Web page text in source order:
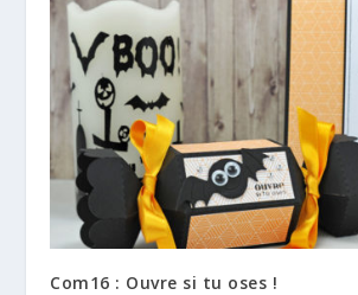
Com16 : Ouvre si tu oses !